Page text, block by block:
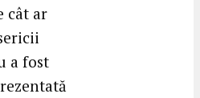
cât ar
a fost